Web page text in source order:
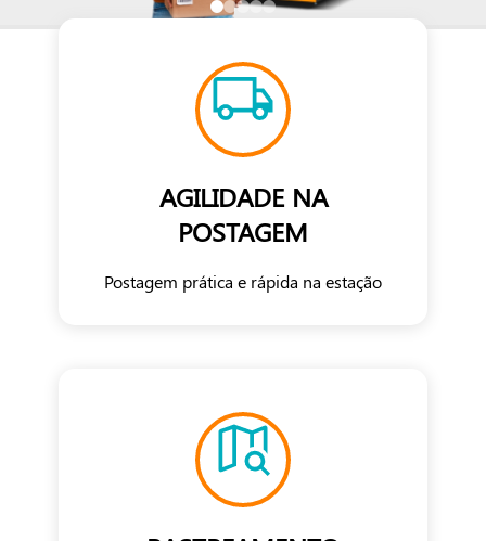
AGILIDADE NA
POSTAGEM
Postagem prática e rápida na estação